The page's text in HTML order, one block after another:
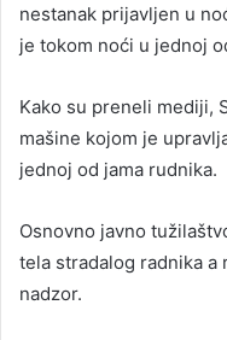
nestanak prijavljen u
je tokom noći u jednoj
Kako su preneli mediji,
mašine kojom je
jednoj od jama rudnika.
Osnovno javno
tela stradalog radnika a
nadzor.